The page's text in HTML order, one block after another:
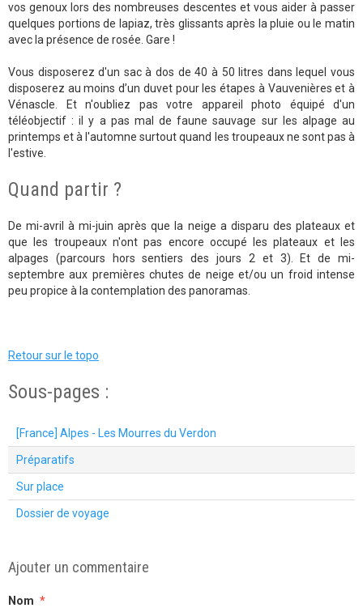
vos genoux lors des nombreuses descentes et vous aider à passer
quelques portions de lapiaz, très glissants après la pluie ou le matin
avec la présence de rosée. Gare !
Vous disposerez d'un sac à dos de 40 à 50 litres dans lequel vous
disposerez au moins d’un duvet pour les étapes à Vauvenières et à
Vénascle. Et n'oubliez pas votre appareil photo équipé d'un
téléobjectif : il y a pas mal de faune sauvage sur les alpage au
printemps et à l'automne surtout quand les troupeaux ne sont pas à
l'estive.
Quand partir ?
De mi-avril à mi-juin après que la neige a disparu des plateaux et
que les troupeaux n'ont pas encore occupé les plateaux et les
alpages (parcours hors sentiers des jours 2 et 3). Et de mi-
septembre aux premières chutes de neige et/ou un froid intense
peu propice à la contemplation des panoramas.
Retour sur le topo
Sous-pages :
[France] Alpes - Les Mourres du Verdon
Préparatifs
Sur place
Dossier de voyage
Ajouter un commentaire
Nom